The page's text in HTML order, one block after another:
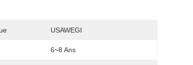
USAWEGI
6~8 Ans